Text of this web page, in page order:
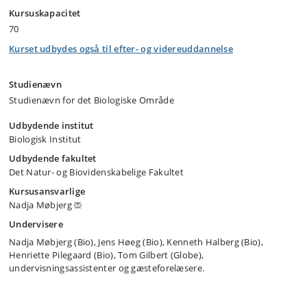
Kursuskapacitet
70
Kurset udbydes også til efter- og videreuddannelse
Studienævn
Studienævn for det Biologiske Område
Udbydende institut
Biologisk Institut
Udbydende fakultet
Det Natur- og Biovidenskabelige Fakultet
Kursusansvarlige
Nadja Møbjerg
Undervisere
Nadja Møbjerg (Bio), Jens Høeg (Bio), Kenneth Halberg (Bio),
Henriette Pilegaard (Bio), Tom Gilbert (Globe),
undervisningsassistenter og gæsteforelæsere.